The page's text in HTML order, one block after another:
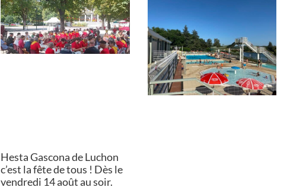
Hesta Gascona de Luchon
c’est la fête de tous ! Dès le
vendredi 14 août au soir.